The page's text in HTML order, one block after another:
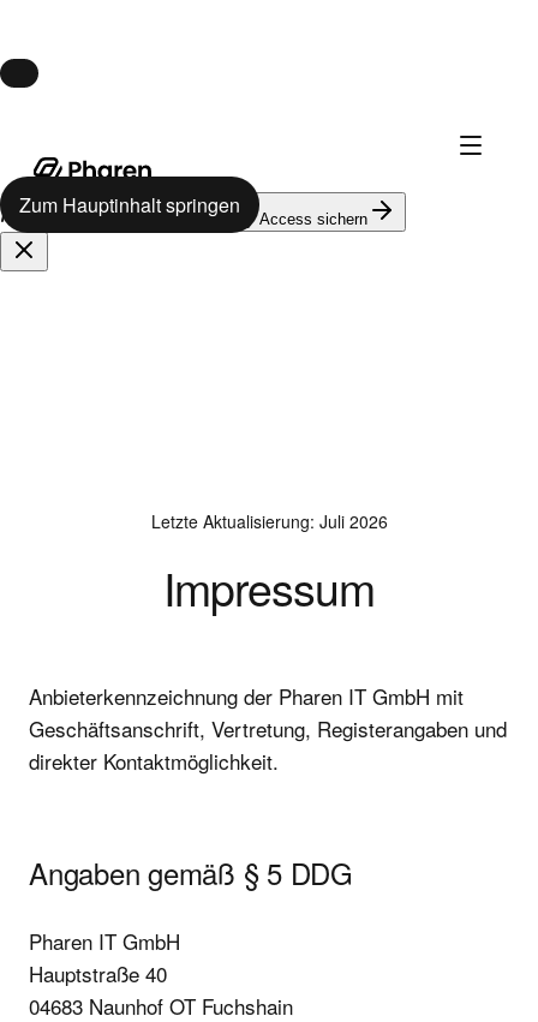
Launch · 10. August Pharen Hub startet am 10. August.
624 auf der Warteliste Early Access sichern
Zum Hauptinhalt springen
Letzte Aktualisierung: Juli 2026
Impressum
Anbieterkennzeichnung der Pharen IT GmbH mit
Geschäftsanschrift, Vertretung, Registerangaben und
direkter Kontaktmöglichkeit.
Angaben gemäß § 5 DDG
Pharen IT GmbH
Hauptstraße 40
04683 Naunhof OT Fuchshain